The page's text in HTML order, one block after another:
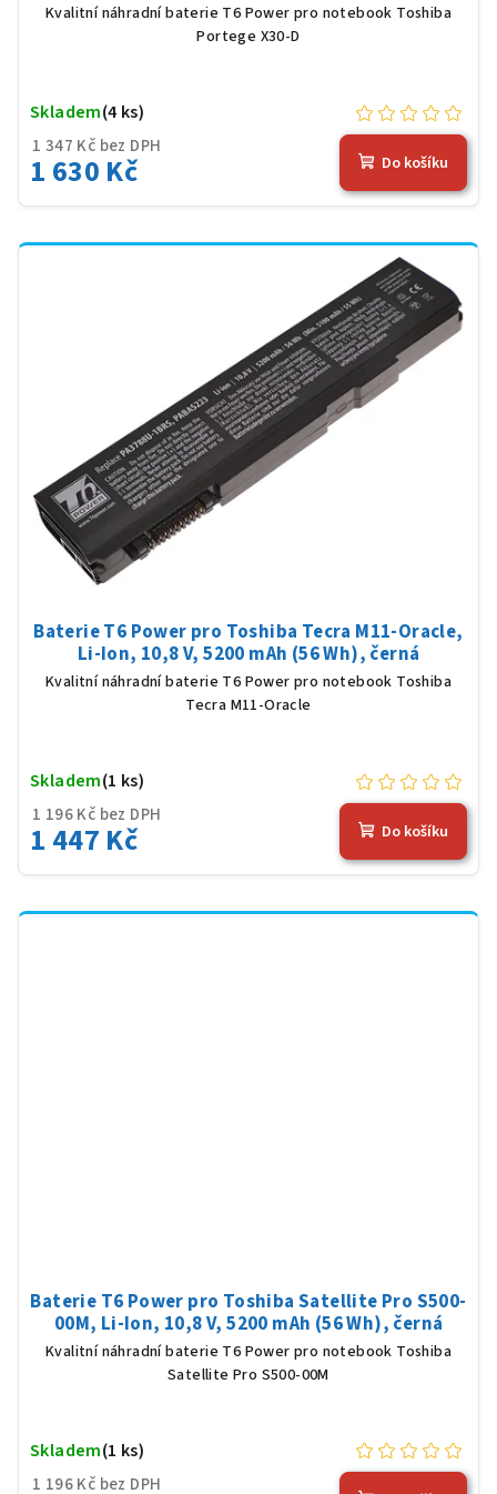
Kvalitní náhradní baterie T6 Power pro notebook Toshiba
Portege X30-D
1 347 Kč bez DPH
1 630 Kč
Skladem(4 ks)
Do košíku
Baterie T6 Power pro Toshiba Tecra M11-Oracle,
Li-Ion, 10,8 V, 5200 mAh (56 Wh), černá
Kvalitní náhradní baterie T6 Power pro notebook Toshiba
Tecra M11-Oracle
1 196 Kč bez DPH
1 447 Kč
Skladem(1 ks)
Do košíku
Baterie T6 Power pro Toshiba Satellite Pro S500-
00M, Li-Ion, 10,8 V, 5200 mAh (56 Wh), černá
Kvalitní náhradní baterie T6 Power pro notebook Toshiba
Satellite Pro S500-00M
1 196 Kč bez DPH
Skladem(1 ks)